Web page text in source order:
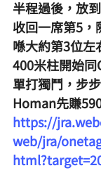
半程過後，放
收回一席第5，
喺大約第3位左
400米柱開始
單打獨鬥，步
Homan先賺
https://
web/jra/